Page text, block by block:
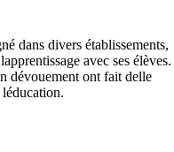
dans divers établissements,
avec ses élèves.
dévouement ont fait delle